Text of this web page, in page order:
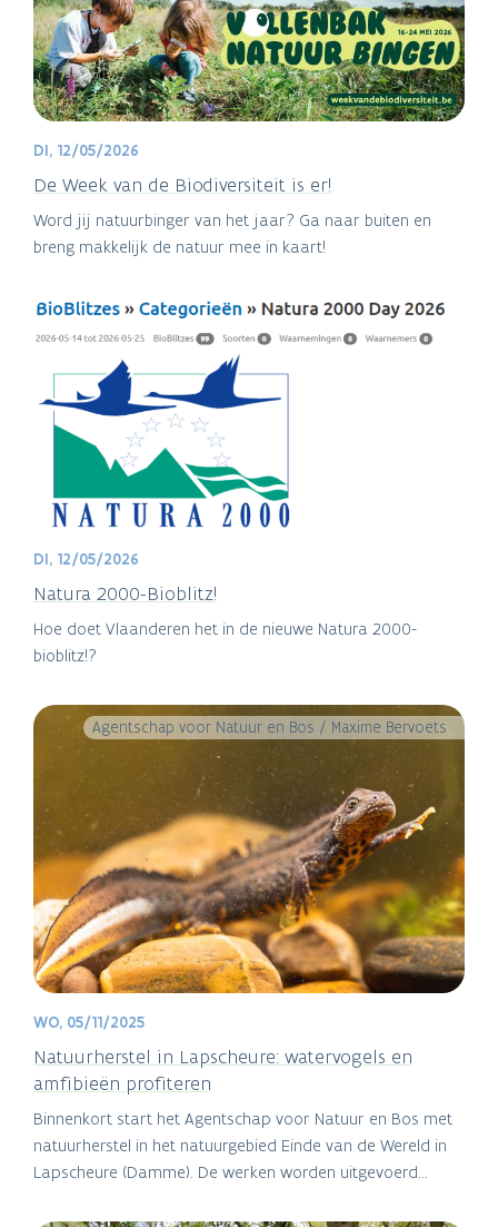
DI, 12/05/2026
De Week van de Biodiversiteit is er!
Word jij natuurbinger van het jaar? Ga naar buiten en
breng makkelijk de natuur mee in kaart!
DI, 12/05/2026
Natura 2000-Bioblitz!
Hoe doet Vlaanderen het in de nieuwe Natura 2000-
bioblitz!?
Agentschap voor Natuur en Bos / Maxime Bervoets
WO, 05/11/2025
Natuurherstel in Lapscheure: watervogels en
amfibieën profiteren
Binnenkort start het Agentschap voor Natuur en Bos met
natuurherstel in het natuurgebied Einde van de Wereld in
Lapscheure (Damme). De werken worden uitgevoerd